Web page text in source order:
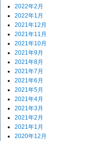
2022年2月
2022年1月
2021年12月
2021年11月
2021年10月
2021年9月
2021年8月
2021年7月
2021年6月
2021年5月
2021年4月
2021年3月
2021年2月
2021年1月
2020年12月